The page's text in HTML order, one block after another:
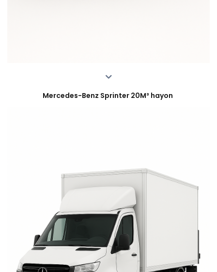
Mercedes-Benz Sprinter 20M³ hayon